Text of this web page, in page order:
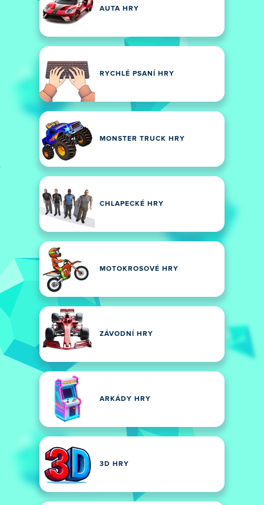
AUTA HRY
RYCHLÉ PSANÍ HRY
MONSTER TRUCK HRY
CHLAPECKÉ HRY
MOTOKROSOVÉ HRY
ZÁVODNÍ HRY
ARKÁDY HRY
3D HRY